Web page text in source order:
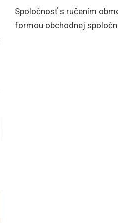
Spoločnosť s ručením
formou obchodnej